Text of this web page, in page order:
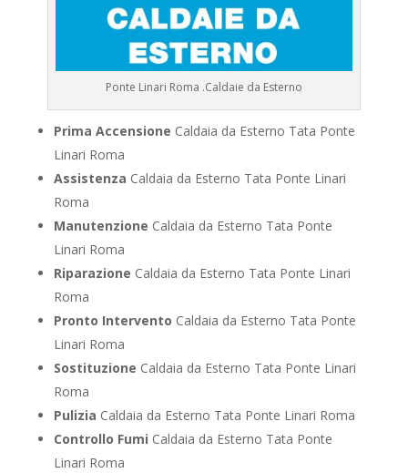
Ponte Linari Roma .Caldaie da Esterno
Prima Accensione Caldaia da Esterno Tata Ponte
Linari Roma
Assistenza Caldaia da Esterno Tata Ponte Linari
Roma
Manutenzione Caldaia da Esterno Tata Ponte
Linari Roma
Riparazione Caldaia da Esterno Tata Ponte Linari
Roma
Pronto Intervento Caldaia da Esterno Tata Ponte
Linari Roma
Sostituzione Caldaia da Esterno Tata Ponte Linari
Roma
Pulizia Caldaia da Esterno Tata Ponte Linari Roma
Controllo Fumi Caldaia da Esterno Tata Ponte
Linari Roma